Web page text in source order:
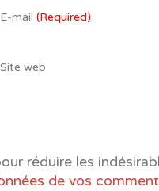
E-mail (Required)
Site web
réduire les
de vos